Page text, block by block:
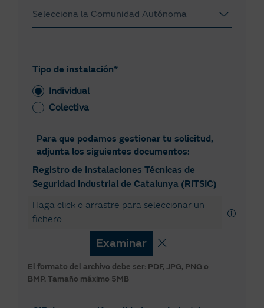
Selecciona la Comunidad Autónoma
Islas Baleares
Canarias
Castilla-La Mancha
Castilla y León
Cataluña
Comunidad Foral de Navarra
Comunidad Valenciana
Tipo de instalación*
Individual
Colectiva
Para que podamos gestionar tu solicitud,
adjunta los siguientes documentos:
Registro de Instalaciones Técnicas de
Seguridad Industrial de Catalunya (RITSIC)
Haga click o arrastre para seleccionar un
fichero
Examinar
El formato del archivo debe ser: PDF, JPG, PNG o
BMP.Tamaño máximo 5MB